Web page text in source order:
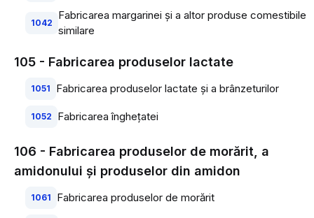
1042
Fabricarea margarinei şi a altor produse comestibile
similare
105 - Fabricarea produselor lactate
1051 Fabricarea produselor lactate şi a brânzeturilor
1052 Fabricarea îngheţatei
106 - Fabricarea produselor de morărit, a
amidonului şi produselor din amidon
1061 Fabricarea produselor de morărit